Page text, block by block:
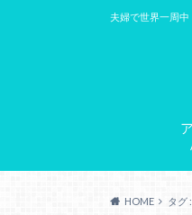
夫婦で世界一周
HOME タグ